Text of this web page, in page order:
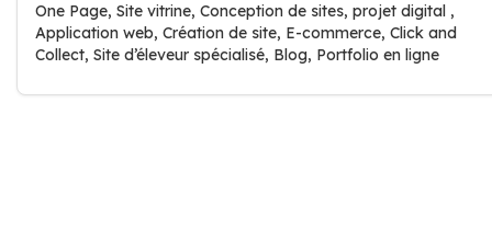
One Page, Site vitrine, Conception de sites, projet digital ,
Application web, Création de site, E-commerce, Click and
Collect, Site d’éleveur spécialisé, Blog, Portfolio en ligne